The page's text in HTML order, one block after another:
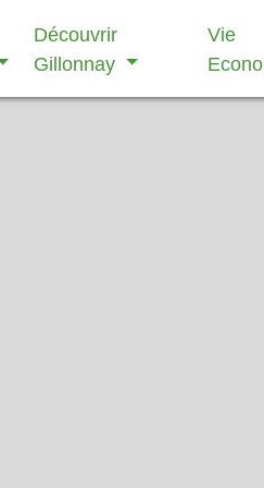
Découvrir
Gillonnay
Vie